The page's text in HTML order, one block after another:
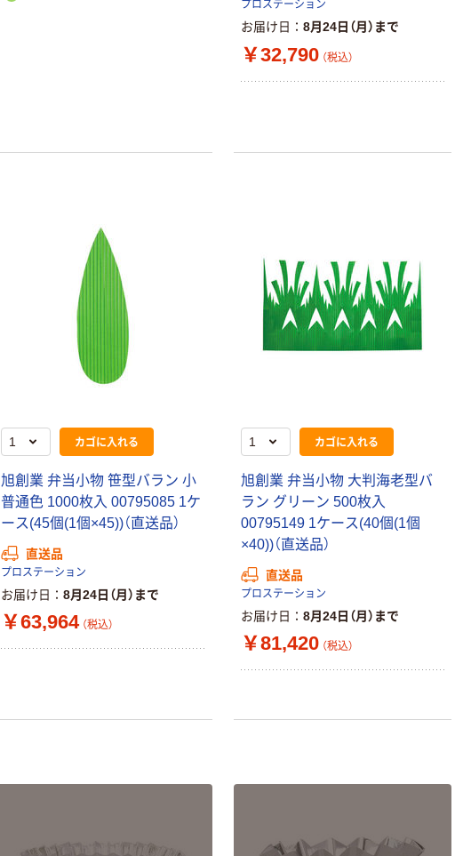
プロステーション
お届け日 8月24日（月）まで
￥32,790 （税込）
カゴに入れる
旭創業 弁当小物 笹型バラン 小
普通色 1000枚入 00795085 1ケ
ース(45個(1個×45))（直送品）
直送品
プロステーション
お届け日 8月24日（月）まで
￥63,964 （税込）
カゴに入れる
旭創業 弁当小物 大判海老型バ
ラン グリーン 500枚入
00795149 1ケース(40個(1個
×40))（直送品）
直送品
プロステーション
お届け日 8月24日（月）まで
￥81,420 （税込）
ル 大王製紙共同
大塚製薬工場
経口補水液 オー
オリジナル
本気プライス
ノミータイプ